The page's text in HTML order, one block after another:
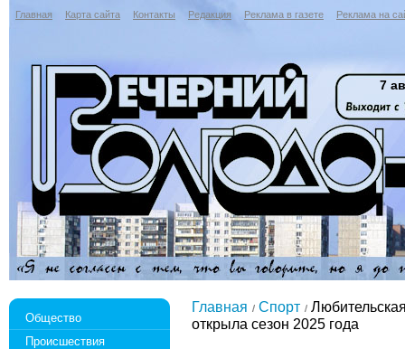
Главная Карта сайта Контакты Редакция Реклама в газете Реклама на
7
Общество
Происшествия
Главная Спорт
открыла сезон 2025 года